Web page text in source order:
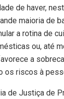
de haver,
maioria de
a rotina de
ou, até
a
os riscos à
de Justiça de